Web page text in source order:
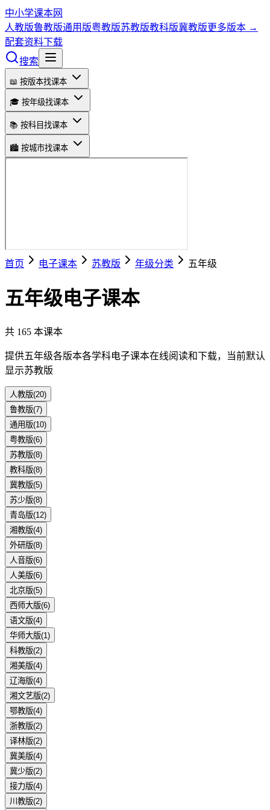
中小学课本网
人教版鲁教版通用版粤教版苏教版教科版冀教版更多版本 →
配套资料下载
搜索
📖 按版本找课本
🎓 按年级找课本
📚 按科目找课本
🏙️ 按城市找课本
首页 电子课本 苏教版 年级分类 五年级
五年级电子课本
共 165 本课本
提供五年级各版本各学科电子课本在线阅读和下载，当前默认
显示苏教版
人教版(20)
鲁教版(7)
通用版(10)
粤教版(6)
苏教版(8)
教科版(8)
冀教版(5)
苏少版(8)
青岛版(12)
湘教版(4)
外研版(8)
人音版(6)
人美版(6)
北京版(5)
西师大版(6)
语文版(4)
华师大版(1 )
科教版(2)
湘美版(4)
辽海版(4)
湘文艺版(2)
鄂教版(4)
浙教版(2)
译林版(2)
冀美版(4)
冀少版(2)
接力版(4)
川教版(2)